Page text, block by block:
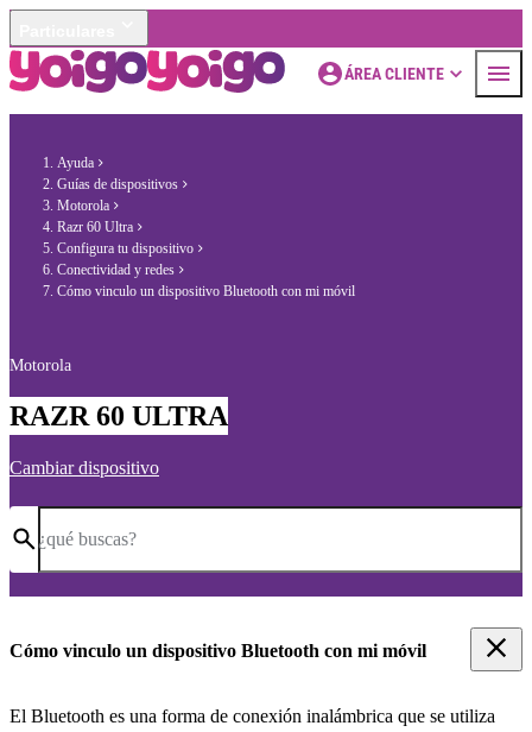
ÁREA CLIENTE
Ayuda
Guías de dispositivos
Motorola
Razr 60 Ultra
Configura tu dispositivo
Conectividad y redes
Cómo vinculo un dispositivo Bluetooth con mi móvil
Motorola
RAZR 60 ULTRA
Cambiar dispositivo
¿qué buscas?
Cómo vinculo un dispositivo Bluetooth con mi móvil
El Bluetooth es una forma de conexión inalámbrica que se utiliza